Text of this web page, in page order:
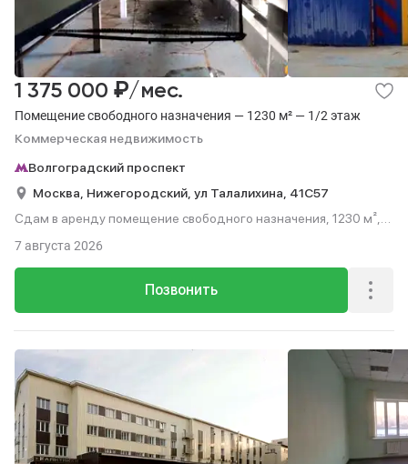
Помещение свободного назначения — 1230 м² — 1/2 этаж
Коммерческая недвижимость
1 375 000 ₽/мес.
Волгоградский проспект
Москва, Нижегородский, ул Талалихина, 41С57
Сдам в аренду помещение свободного назначения, 1230 м²,
Позвонить
7 августа 2026